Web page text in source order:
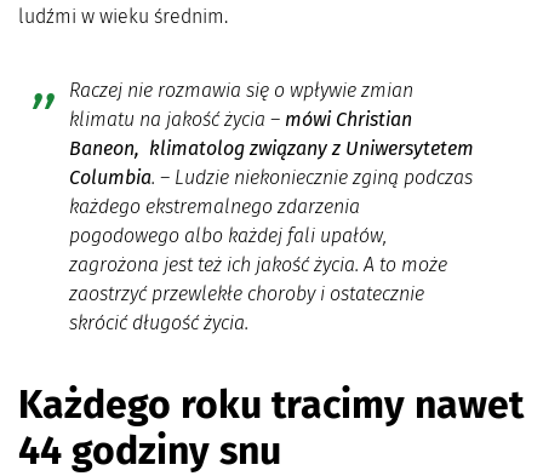
ludźmi w wieku średnim.
Raczej nie rozmawia się o wpływie zmian
klimatu na jakość życia – mówi Christian
Baneon, klimatolog związany z Uniwersytetem
Columbia. – Ludzie niekoniecznie zginą podczas
każdego ekstremalnego zdarzenia
pogodowego albo każdej fali upałów,
zagrożona jest też ich jakość życia. A to może
zaostrzyć przewlekłe choroby i ostatecznie
skrócić długość życia.
Każdego roku tracimy nawet
44 godziny snu